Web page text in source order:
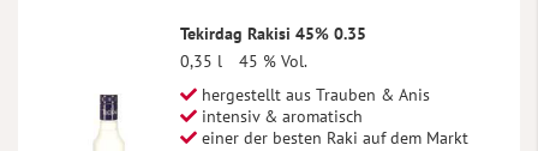
Tekirdag Rakisi 45% 0.35
0,35 l
45 % Vol.
hergestellt aus Trauben & Anis
intensiv & aromatisch
einer der besten Raki auf dem Markt